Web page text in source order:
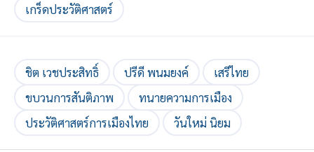
เกร็ดประวัติศาสตร์
ชิต เวชประสิทธิ์ ปรีดี พนมยงค์
เสรีไทย
ขบวนการสันติภาพ
ทนายความการเมือง
ประวัติศาสตร์การเมืองไทย
วันใหม่ นิยม